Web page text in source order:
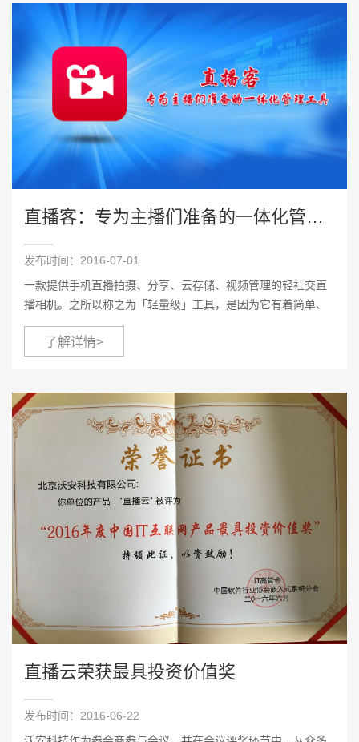
直播客：专为主播们准备的一体化管理工具
发布时间：2016-07-01
一款提供手机直播拍摄、分享、云存储、视频管理的轻社交直
播相机。之所以称之为「轻量级」工具，是因为它有着简单、
熟悉的交互界面，视频拍摄、直播、分享一气呵成，直播、点
播、视频管理集成一体。
了解详情>
直播云荣获最具投资价值奖
发布时间：2016-06-22